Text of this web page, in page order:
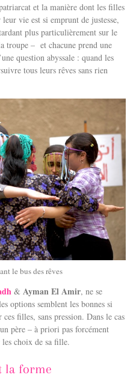
et la manière dont les filles
vie est si emprunt de justesse,
plus particulièrement sur le
troupe – et chacune prend une
question abyssale : quand les
tous leurs rêves sans rien
le bus des rêves
&Ayman El Amir, ne se
options semblent les bonnes si
filles, sans pression. Dans le cas
père – à priori pas forcément
choix de sa fille.
la forme